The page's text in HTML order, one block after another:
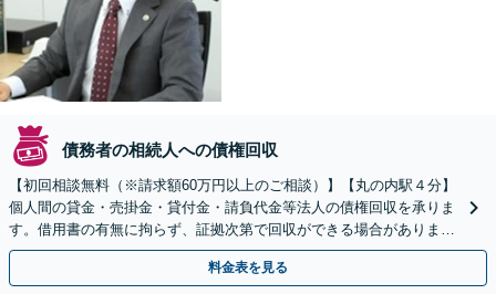
債務者の相続人への債権回収
【初回相談無料（※請求額60万円以上のご相談）】【丸の内駅４分】
個人間の貸金・売掛金・貸付金・請負代金等法人の債権回収を承りま
す。借用書の有無に拘らず、証拠次第で回収ができる場合がありま
す。当分野で経験を積んだ弁護士に、是非ご相談ください。
料金表を見る